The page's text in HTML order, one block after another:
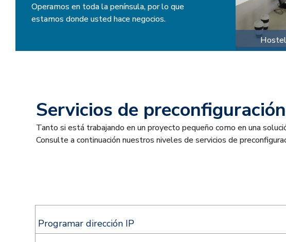
Operamos en toda la península, por lo que
estamos donde usted hace negocios.
Servicios de
Tanto si está trabajando en un proyecto pequeño como en una
Consulte a continuación nuestros niveles de servicios de
Programar dirección IP